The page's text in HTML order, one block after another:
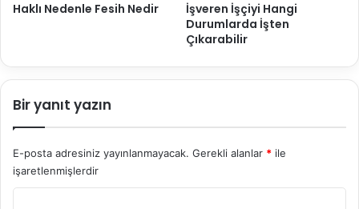
Haklı Nedenle Fesih Nedir
İşveren İşçiyi Hangi
Durumlarda İşten
Çıkarabilir
Bir yanıt yazın
E-posta adresiniz yayınlanmayacak. Gerekli alanlar * ile
işaretlenmişlerdir